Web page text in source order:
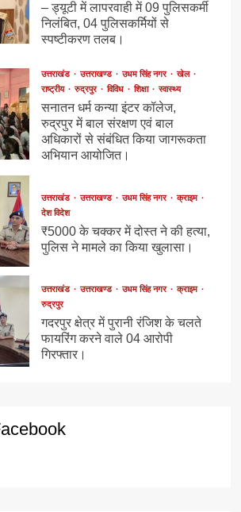
– ड्यूटी में लापरवाही में 09 पुलिसकर्मी
निलंबित, 04 पुलिसकर्मियों से
स्पष्टीकरण तलब।
उत्तराखंड उत्तराखण्ड उधम सिंह नगर
खेल
राष्ट्रीय
रुद्रपुर विविध शिक्षा स्वास्थ्य
सनातन धर्म कन्या इंटर कॉलेज,
रुद्रपुर में बाल संरक्षण एवं बाल
अधिकारों से संबंधित किया जागरूकता
अभियान आयोजित।
उत्तराखंड उत्तराखण्ड उधम सिंह नगर
क्राइम
देश विदेश
₹5000 के चक्कर में दोस्त ने की हत्या,
पुलिस ने मामले का किया खुलासा।
उत्तराखंड उत्तराखण्ड उधम सिंह नगर
क्राइम
रुद्रपुर
गदरपुर क्षेत्र में पुरानी रंजिश के चलते
फायरिंग करने वाले 04 आरोपी
गिरफ्तार।